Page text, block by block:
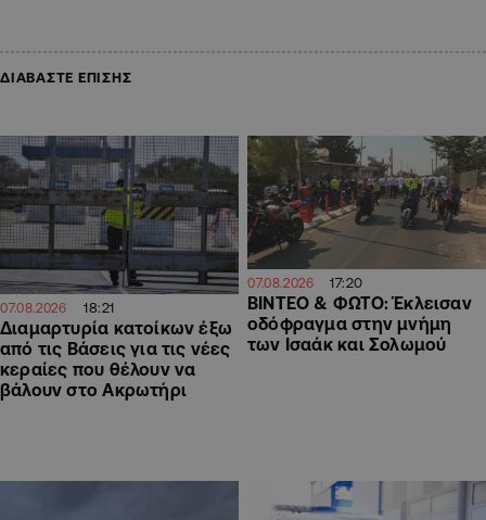
ΔΙΑΒΑΣΤΕ ΕΠΙΣΗΣ
07.08.2026 18:21
Διαμαρτυρία κατοίκων έξω
από τις Βάσεις για τις νέες
κεραίες που θέλουν να
βάλουν στο Ακρωτήρι
07.08.2026 17:20
ΒΙΝΤΕΟ & ΦΩΤΟ: Έκλεισαν
οδόφραγμα στην μνήμη
των Ισαάκ και Σολωμού